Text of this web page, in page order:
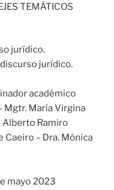
TEMÁTICOS
jurídico.
jurídico.
académico
Mgtr. María Virgina
Alberto Ramiro
Caeiro – Dra. Mónica
mayo 2023